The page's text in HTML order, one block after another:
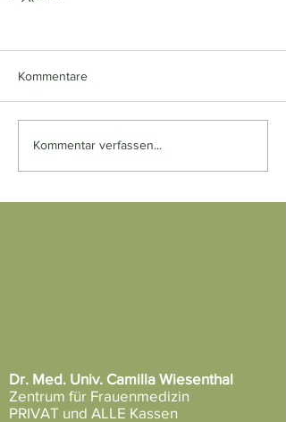
Kommentare
Kommentar verfassen...
Dr. Med. Univ. Camilla Wiesenthal
Zentrum für Frauenmedizin
PRIVAT und ALLE Kassen